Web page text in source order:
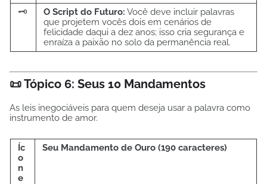
🗝️
O Script do Futuro: Você deve incluir palavras
que projetem vocês dois em cenários de
felicidade daqui a dez anos; isso cria segurança e
enraíza a paixão no solo da permanência real.
📜 Tópico 6: Seus 10 Mandamentos
As leis inegociáveis para quem deseja usar a palavra como
instrumento de amor.
Íc
o
n
e
Seu Mandamento de Ouro (190 caracteres)